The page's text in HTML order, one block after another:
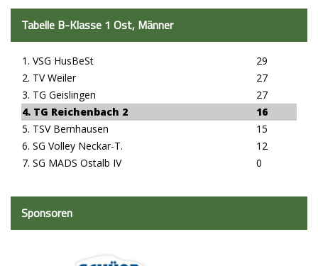
Tabelle B-Klasse 1 Ost, Männer
1. VSG HusBeSt
29
2. TV Weiler
27
3. TG Geislingen
27
4. TG Reichenbach 2
16
5. TSV Bernhausen
15
6. SG Volley Neckar-T.
12
7. SG MADS Ostalb IV
0
Sponsoren